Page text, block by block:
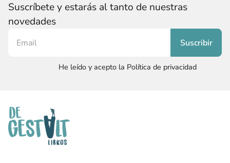
Suscríbete y estarás al tanto de nuestras
novedades
He leído y acepto la Política de privacidad